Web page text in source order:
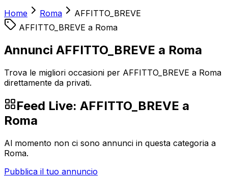
Home Roma
AFFITTO_BREVE
AFFITTO_BREVE a Roma
Annunci AFFITTO_BREVE a Roma
Trova le migliori occasioni per AFFITTO_BREVE a Roma
direttamente da privati.
Feed Live: AFFITTO_BREVE a
Roma
Al momento non ci sono annunci in questa categoria a
Roma.
Pubblica il tuo annuncio